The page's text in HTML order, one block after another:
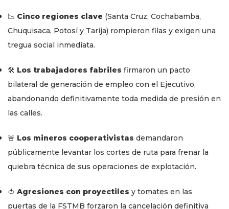
📉 Cinco regiones clave (Santa Cruz, Cochabamba,
Chuquisaca, Potosí y Tarija) rompieron filas y exigen una
tregua social inmediata.
🛠️ Los trabajadores fabriles firmaron un pacto
bilateral de generación de empleo con el Ejecutivo,
abandonando definitivamente toda medida de presión en
las calles.
🚨 Los mineros cooperativistas demandaron
públicamente levantar los cortes de ruta para frenar la
quiebra técnica de sus operaciones de explotación.
🍅 Agresiones con proyectiles y tomates en las
puertas de la FSTMB forzaron la cancelación definitiva